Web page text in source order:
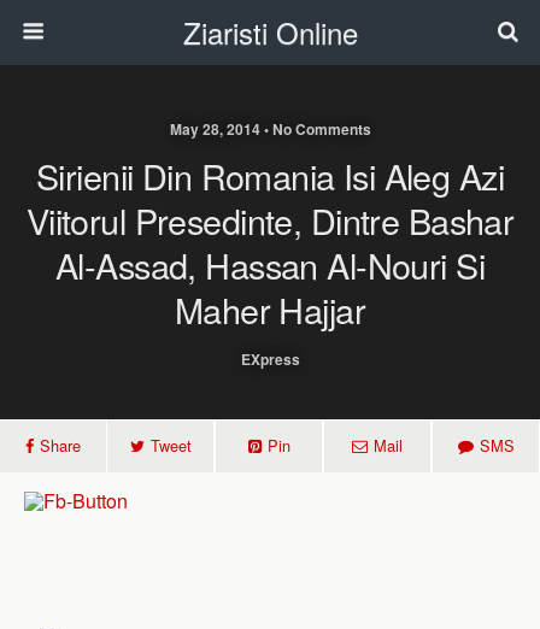
Ziaristi Online
May 28, 2014 • No Comments
Sirienii Din Romania Isi Aleg Azi
Viitorul Presedinte, Dintre Bashar
Al-Assad, Hassan Al-Nouri Si
Maher Hajjar
EXpress
Share Tweet Pin Mail SMS